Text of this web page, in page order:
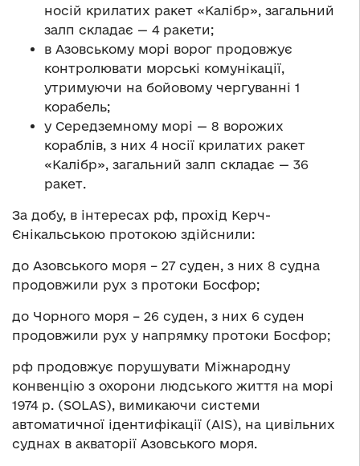
носій крилатих ракет «Калібр», загальний
залп складає — 4 ракети;
в Азовському морі ворог продовжує
контролювати морські комунікації,
утримуючи на бойовому чергуванні 1
корабель;
у Середземному морі — 8 ворожих
кораблів, з них 4 носії крилатих ракет
«Калібр», загальний залп складає — 36
ракет.
За добу, в інтересах рф, прохід Керч-
Єнікальською протокою здійснили:
до Азовського моря – 27 суден, з них 8 судна
продовжили рух з протоки Босфор;
до Чорного моря – 26 суден, з них 6 суден
продовжили рух у напрямку протоки Босфор;
рф продовжує порушувати Міжнародну
конвенцію з охорони людського життя на морі
1974 р. (SOLAS), вимикаючи системи
автоматичної ідентифікації (AIS), на цивільних
суднах в акваторії Азовського моря.